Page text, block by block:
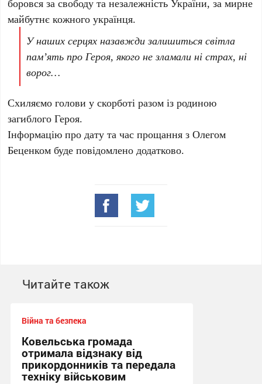
боровся за свободу та незалежність України, за мирне
майбутнє кожного українця.
У наших серцях назавжди залишиться світла
памʼять про Героя, якого не зламали ні страх, ні
ворог…
Схиляємо голови у скорботі разом із родиною
загиблого Героя.
Інформацію про дату та час прощання з Олегом
Беценком буде повідомлено додатково.
Читайте також
Війна та безпека
Ковельська громада
отримала відзнаку від
прикордонників та передала
техніку військовим